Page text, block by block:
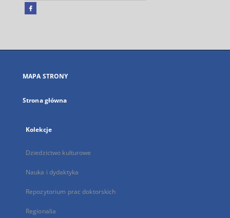
Facebook
się
karcie
MAPA STRONY
Strona główna
Kolekcje
Dziedzictwo kulturowe
Nauka i dydaktyka
Repozytorium prac doktorskich
Regionalia